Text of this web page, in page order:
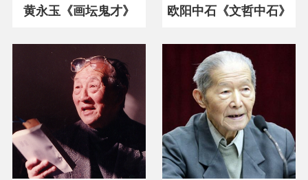
黄永玉《画坛鬼才》 欧阳中石《文哲中石》